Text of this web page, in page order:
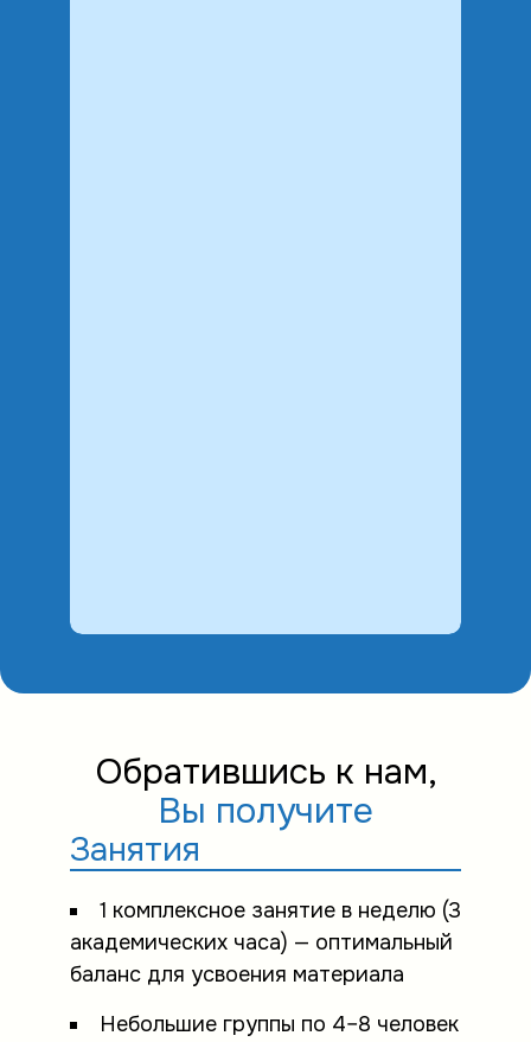
Обратившись к нам,
Вы получите
Занятия
1 комплексное занятие в неделю (3
академических часа) — оптимальный
баланс для усвоения материала
Небольшие группы по 4–8 человек